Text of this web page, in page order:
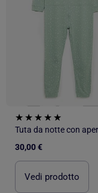
30,00 €
Vedi prodotto